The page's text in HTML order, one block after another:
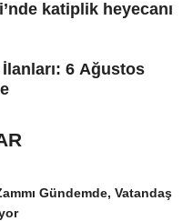
katiplik heyecanı
6 Ağustos
Gündemde, Vatandaş